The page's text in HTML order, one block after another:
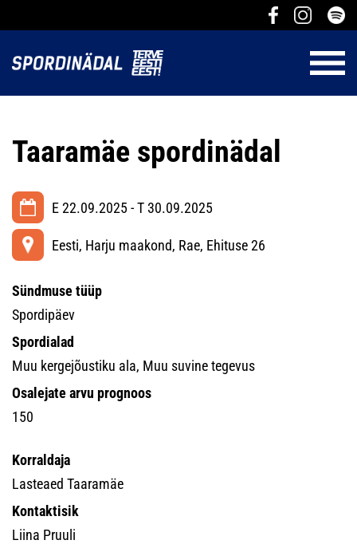
Taaramäe spordinädal
E 22.09.2025 - T 30.09.2025
Eesti, Harju maakond, Rae, Ehituse 26
Sündmuse tüüp
Spordipäev
Spordialad
Muu kergejõustiku ala, Muu suvine tegevus
Osalejate arvu prognoos
150
Korraldaja
Lasteaed Taaramäe
Kontaktisik
Liina Pruuli